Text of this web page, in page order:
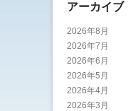
アーカイブ
2026年8月
2026年7月
2026年6月
2026年5月
2026年4月
2026年3月